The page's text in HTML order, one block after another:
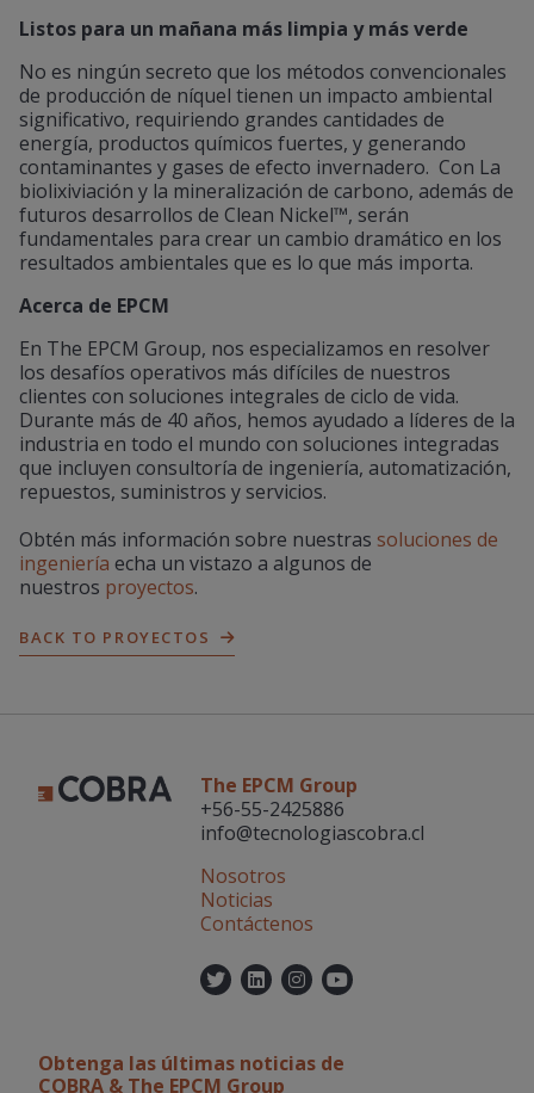
Listos para un mañana más limpia y más verde
No es ningún secreto que los métodos convencionales
de producción de níquel tienen un impacto ambiental
significativo, requiriendo grandes cantidades de
energía, productos químicos fuertes, y generando
contaminantes y gases de efecto invernadero. Con La
biolixiviación y la mineralización de carbono, además de
futuros desarrollos de Clean Nickel™, serán
fundamentales para crear un cambio dramático en los
resultados ambientales que es lo que más importa.
Acerca de EPCM
En The EPCM Group, nos especializamos en resolver
los desafíos operativos más difíciles de nuestros
clientes con soluciones integrales de ciclo de vida.
Durante más de 40 años, hemos ayudado a líderes de la
industria en todo el mundo con soluciones integradas
que incluyen consultoría de ingeniería, automatización,
repuestos, suministros y servicios.
Obtén más información sobre nuestras soluciones de
ingeniería echa un vistazo a algunos de
nuestros proyectos.
BACK TO PROYECTOS
The EPCM Group
+56-55-2425886
info@tecnologiascobra.cl
Nosotros
Noticias
Contáctenos
Twitter
Linkedin
Instagram
YouTube
Obtenga las últimas noticias de
COBRA & The EPCM Group